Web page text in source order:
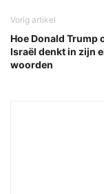
Vorig artikel
Hoe Donald Trump
Israël denkt in zijn
woorden